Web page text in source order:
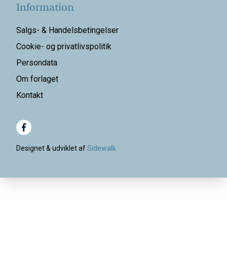
Information
Salgs- & Handelsbetingelser
Cookie- og privatlivspolitik
Persondata
Om forlaget
Kontakt
Designet & udviklet afSidewalk